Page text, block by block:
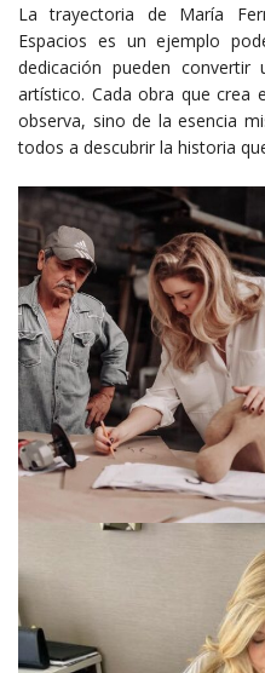
La trayectoria de María
Espacios es un ejemplo
dedicación pueden
artístico. Cada obra que
observa, sino de la esencia
todos a descubrir la historia